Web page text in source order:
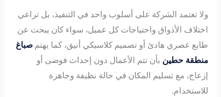
ولا تعتمد الشركة على أسلوب واحد في التنفيذ، بل تراعي
اختلاف الأذواق واحتياجات كل عميل، سواء كان يبحث عن
طابع عصري هادئ أو تصميم كلاسيكي أنيق، كما يهتمصباغ
منطقة حطين بأن تتم الأعمال دون إحداث فوضى أو
إزعاج، مع تسليم المكان في حالة نظيفة وجاهزة
للاستخدام.